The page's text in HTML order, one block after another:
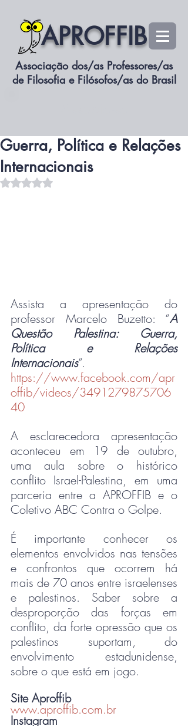
APROFFIB
Associação dos/as Professores/as
de Filosofia e Filósofos/as do Brasil
Guerra, Política e Relações
Internacionais
Avaliado com NaN de 5 estrelas.
Assista a apresentação do
professor Marcelo Buzetto: “A
Questão Palestina: Guerra,
Política e Relações
Internacionais”.
https://www.facebook.com/apr
offib/videos/3491279875706
40
A esclarecedora apresentação
aconteceu em 19 de outubro,
uma aula sobre o histórico
conflito Israel-Palestina, em uma
parceria entre a APROFFIB e o
Coletivo ABC Contra o Golpe.
É importante conhecer os
elementos envolvidos nas tensões
e confrontos que ocorrem há
mais de 70 anos entre israelenses
e palestinos. Saber sobre a
desproporção das forças em
conflito, da forte opressão que os
palestinos suportam, do
envolvimento estadunidense,
sobre o que está em jogo.
Site Aproffib
www.aproffib.com.br
Instagram